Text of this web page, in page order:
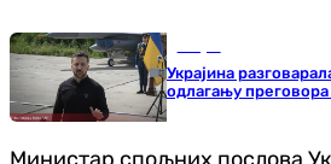
Украјина
одлагању преговора
Ирану